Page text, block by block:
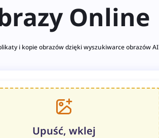
Online
i kopie obrazów dzięki wyszukiwarce obrazów AI
Upuść, wklej